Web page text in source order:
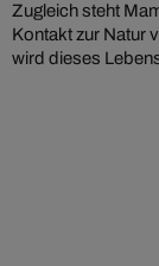
Zugleich steht
Kontakt zur Natur
wird dieses